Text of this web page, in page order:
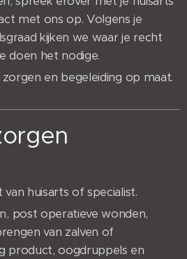
met ons op. Volgens je
kijken we waar je recht
doen het nodige.
en begeleiding op maat.
huisarts of specialist.
post operatieve wonden,
van zalven of
product, oogdruppels en